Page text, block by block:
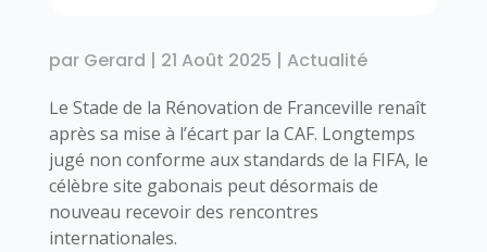
par Gerard | 21 Août 2025 | Actualité
Le Stade de la Rénovation de Franceville renaît
après sa mise à l’écart par la CAF. Longtemps
jugé non conforme aux standards de la FIFA, le
célèbre site gabonais peut désormais de
nouveau recevoir des rencontres
internationales.